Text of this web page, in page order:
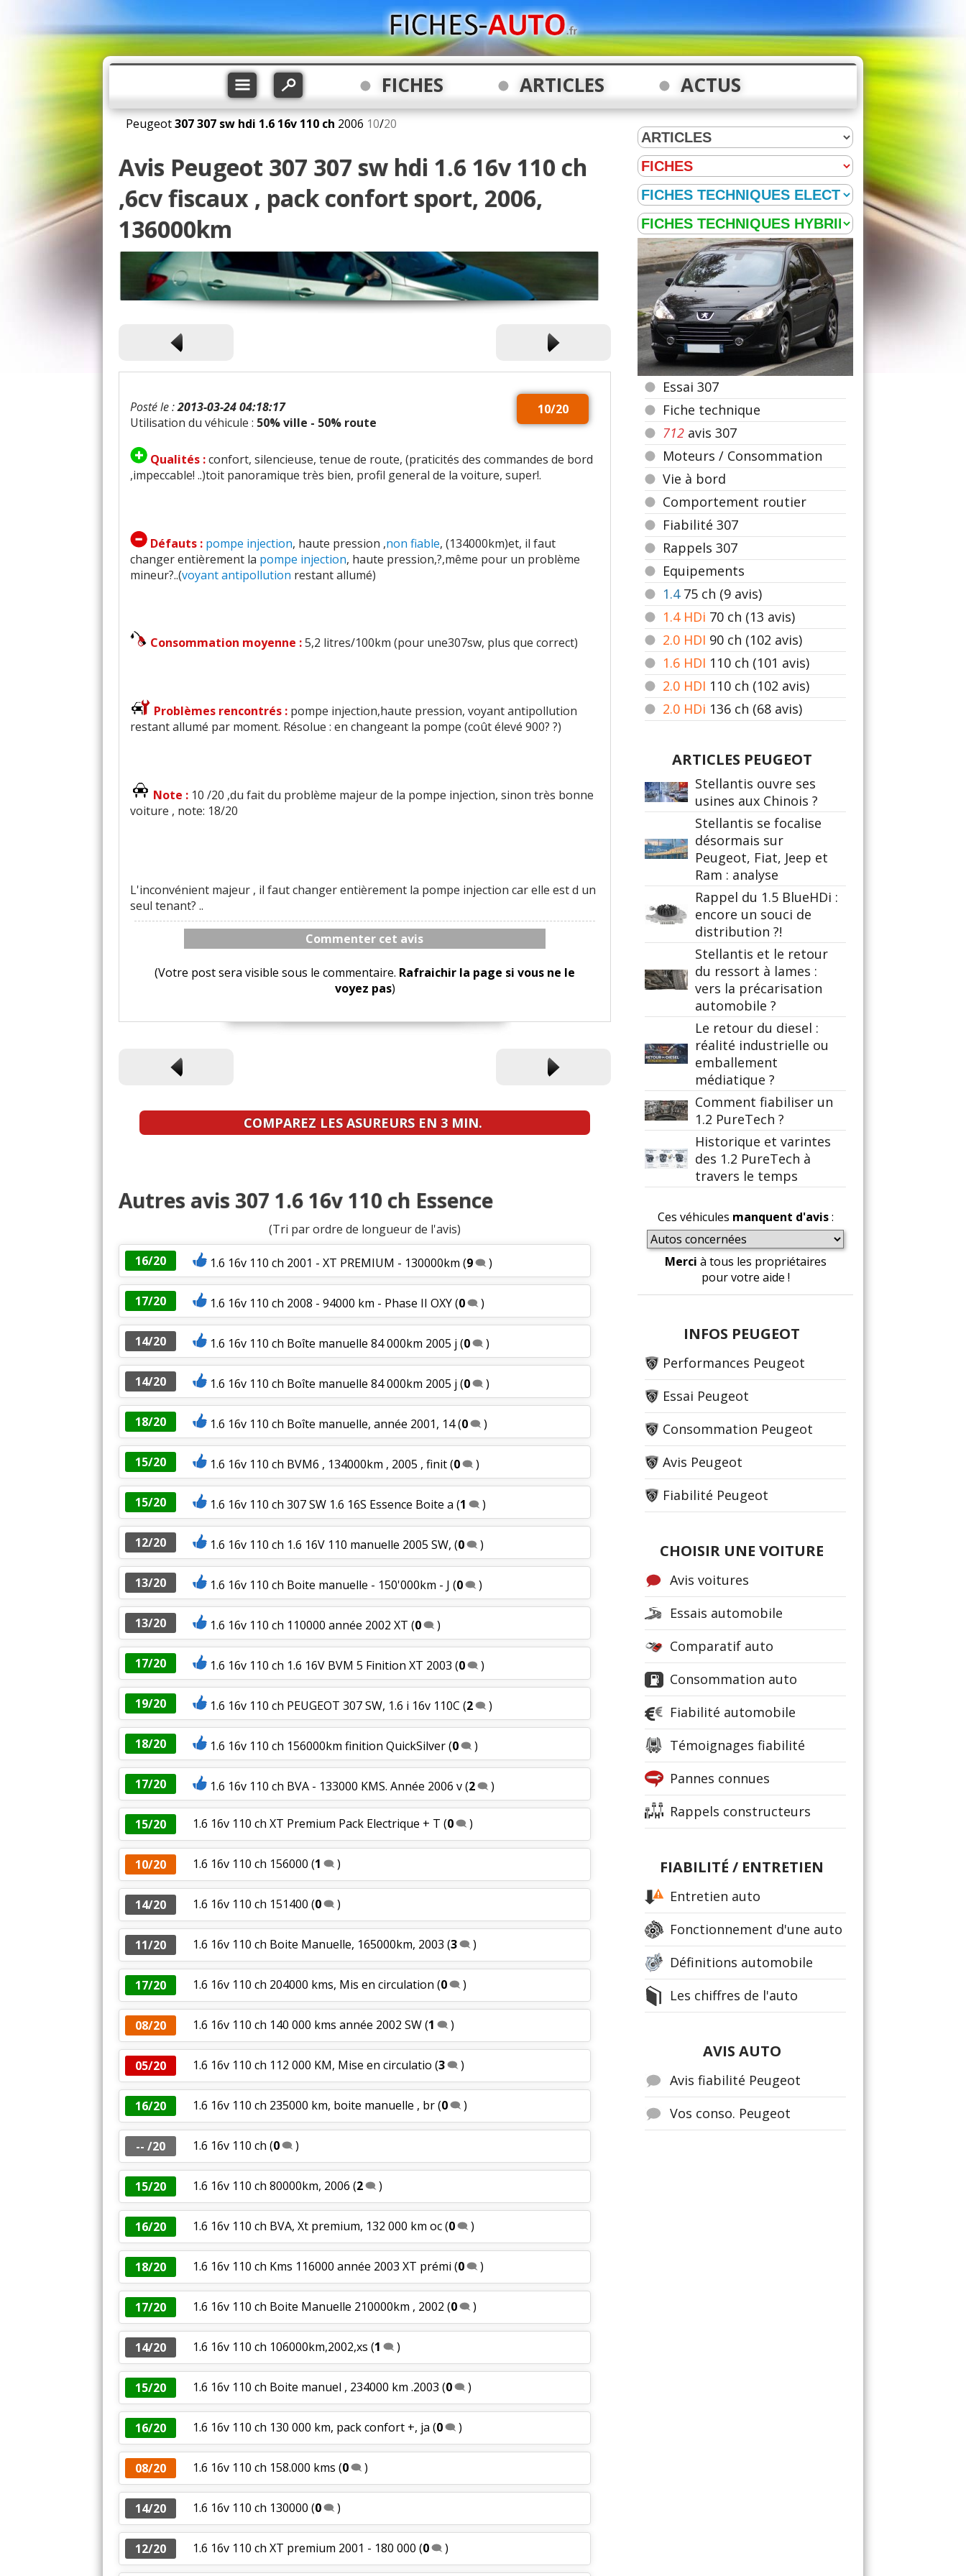
FICHES ARTICLES ACTUS
Peugeot307307 sw hdi 1.6 16v 110 ch 2006 10/20
Avis Peugeot 307 307 sw hdi 1.6 16v 110 ch
,6cv fiscaux , pack confort sport, 2006,
136000km
10/20
Posté le :2013-03-24 04:18:17
Utilisation du véhicule : 50% ville - 50% route
Qualités :confort, silencieuse, tenue de route, (praticités des commandes de bord
,impeccable! ..)toit panoramique très bien, profil general de la voiture, super!.
Défauts : pompe injection, haute pression ,non fiable, (134000km)et, il faut
changer entièrement la pompe injection, haute pression,?,même pour un problème
mineur?..(voyant antipollution restant allumé)
Consommation moyenne :5,2 litres/100km (pour une307sw, plus que correct)
Problèmes rencontrés : pompe injection,haute pression, voyant antipollution
restant allumé par moment. Résolue : en changeant la pompe (coût élevé 900? ?)
Note : 10 /20 ,du fait du problème majeur de la pompe injection, sinon très bonne
voiture , note: 18/20
L'inconvénient majeur , il faut changer entièrement la pompe injection car elle est d un
seul tenant? ..
Commenter cet avis
(Votre post sera visible sous le commentaire. Rafraichir la page si vous ne le
voyez pas)
COMPAREZ LES ASUREURS EN 3 MIN.
Autres avis 307 1.6 16v 110 ch Essence
(Tri par ordre de longueur de l'avis)
16/20
1.6 16v 110 ch 2001 - XT PREMIUM - 130000km (9 )
17/20 1.6 16v 110 ch 2008 - 94000 km - Phase II OXY(0 )
14/20 1.6 16v 110 ch Boîte manuelle 84 000km 2005 j (0 )
14/20 1.6 16v 110 ch Boîte manuelle 84 000km 2005 j (0 )
18/20 1.6 16v 110 ch Boîte manuelle, année 2001, 14(0 )
15/20 1.6 16v 110 ch BVM6 , 134000km , 2005 , finit(0 )
15/20 1.6 16v 110 ch 307 SW 1.6 16S Essence Boite a (1 )
12/20 1.6 16v 110 ch 1.6 16V 110 manuelle 2005 SW, (0 )
13/20 1.6 16v 110 ch Boite manuelle - 150'000km - J (0 )
13/20 1.6 16v 110 ch 110000 année 2002 XT (0 )
17/20 1.6 16v 110 ch 1.6 16V BVM 5 Finition XT 2003 (0 )
19/20 1.6 16v 110 ch PEUGEOT 307 SW, 1.6 i 16v 110C (2 )
18/20 1.6 16v 110 ch 156000km finition QuickSilver(0 )
17/20 1.6 16v 110 ch BVA - 133000 KMS. Année 2006 v(2 )
15/20 1.6 16v 110 ch XT Premium Pack Electrique + T (0 )
10/20 1.6 16v 110 ch 156000 (1 )
14/20 1.6 16v 110 ch 151400 (0 )
11/20 1.6 16v 110 ch Boite Manuelle, 165000km, 2003 (3 )
17/20 1.6 16v 110 ch 204000 kms, Mis en circulation (0 )
08/20 1.6 16v 110 ch 140 000 kms année 2002 SW(1 )
05/20 1.6 16v 110 ch 112 000 KM, Mise en circulatio (3 )
16/20 1.6 16v 110 ch 235000 km, boite manuelle , br(0 )
-- /20 1.6 16v 110 ch (0 )
15/20 1.6 16v 110 ch 80000km, 2006 (2 )
16/20 1.6 16v 110 ch BVA, Xt premium, 132 000 km oc(0 )
18/20 1.6 16v 110 ch Kms 116000 année 2003 XT prémi (0 )
17/20 1.6 16v 110 ch Boite Manuelle 210000km , 2002 (0 )
14/20 1.6 16v 110 ch 106000km,2002,xs (1 )
15/20 1.6 16v 110 ch Boite manuel , 234000 km .2003 (0 )
16/20 1.6 16v 110 ch 130 000 km, pack confort +, ja (0 )
08/20 1.6 16v 110 ch 158.000 kms (0 )
14/20 1.6 16v 110 ch 130000 (0 )
12/20 1.6 16v 110 ch XT premium 2001 - 180 000 (0 )
Essai 307
Fiche technique
712 avis 307
Moteurs / Consommation
Vie à bord
Comportement routier
Fiabilité 307
Rappels 307
Equipements
1.475 ch (9 avis)
1.4 HDi 70 ch (13 avis)
2.0 HDI 90 ch (102 avis)
1.6 HDI 110 ch (101 avis)
2.0 HDI 110 ch (102 avis)
2.0 HDi 136 ch (68 avis)
ARTICLES PEUGEOT
Stellantis ouvre ses
usines aux Chinois ?
Stellantis se focalise
désormais sur
Peugeot, Fiat, Jeep et
Ram : analyse
Rappel du 1.5 BlueHDi :
encore un souci de
distribution ?!
Stellantis et le retour
du ressort à lames :
vers la précarisation
automobile ?
Le retour du diesel :
réalité industrielle ou
emballement
médiatique ?
Comment fiabiliser un
1.2 PureTech ?
Historique et varintes
des 1.2 PureTech à
travers le temps
Ces véhicules manquent d'avis:
Merci à tous les propriétaires
pour votre aide !
INFOS PEUGEOT
Performances Peugeot
Essai Peugeot
Consommation Peugeot
Avis Peugeot
Fiabilité Peugeot
CHOISIR UNE VOITURE
Avis voitures
Essais automobile
Comparatif auto
Consommation auto
Fiabilité automobile
Témoignages fiabilité
Pannes connues
Rappels constructeurs
FIABILITÉ / ENTRETIEN
Entretien auto
Fonctionnement d'une auto
Définitions automobile
Les chiffres de l'auto
AVIS AUTO
Avis fiabilité Peugeot
Vos conso. Peugeot